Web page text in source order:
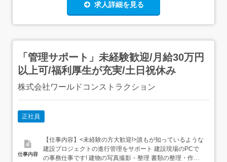
求人詳細を見る
「管理サポート」未経験歓迎/月給30万円
以上可/福利厚生が充実/土日祝休み
株式会社ワールドコンストラクション
正社員
仕事内容
【仕事内容】<未経験の方大歓迎!>誰もが知っているような
建設プロジェクトの進行管理をサポート 建設現場のPCで
の事務仕事です! 建物の写真撮影・整理 書類の整理・作